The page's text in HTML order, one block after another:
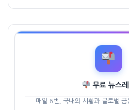
무료 뉴스레
매일 6번, 국내외 시황과 글로벌 금